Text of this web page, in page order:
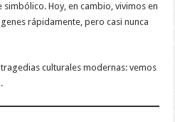
Hoy, en cambio, vivimos en
rápidamente, pero casi nunca
culturales modernas: vemos